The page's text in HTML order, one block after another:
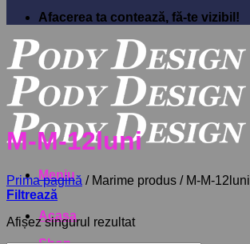
Afacerea ta contează, fă-te vizibil!
Meniu
Acasa
M-M-12luni
Prima pagină /Marime produs /M-M-12luni
Filtrează
Afișez singurul rezultat